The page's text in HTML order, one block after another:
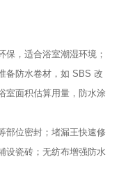
保，适合浴室潮湿环境；
备防水卷材，如 SBS 改
室面积估算用量，防水涂
部位密封；堵漏王快速修
设瓷砖；无纺布增强防水